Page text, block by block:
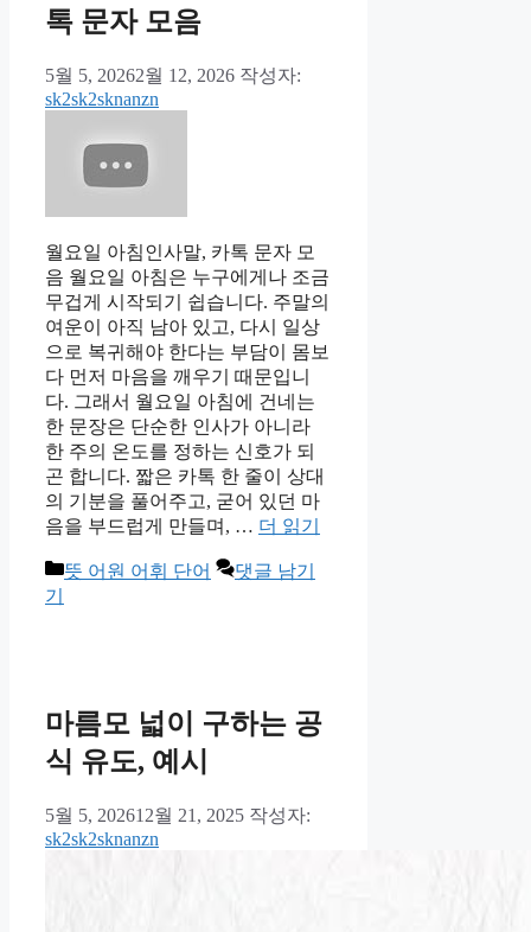
톡 문자 모음
5월 5, 20262월 12, 2026 작성자:
sk2sk2sknanzn
월요일 아침인사말, 카톡 문자 모
음 월요일 아침은 누구에게나 조금
무겁게 시작되기 쉽습니다. 주말의
여운이 아직 남아 있고, 다시 일상
으로 복귀해야 한다는 부담이 몸보
다 먼저 마음을 깨우기 때문입니
다. 그래서 월요일 아침에 건네는
한 문장은 단순한 인사가 아니라
한 주의 온도를 정하는 신호가 되
곤 합니다. 짧은 카톡 한 줄이 상대
의 기분을 풀어주고, 굳어 있던 마
음을 부드럽게 만들며, … 더 읽기
카
뜻 어원 어휘 단어
댓글 남기
기
마름모 넓이 구하는 공
식 유도, 예시
5월 5, 202612월 21, 2025 작성자:
sk2sk2sknanzn